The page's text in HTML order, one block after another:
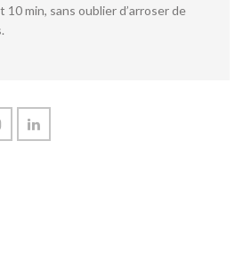
10 min, sans oublier d’arroser de